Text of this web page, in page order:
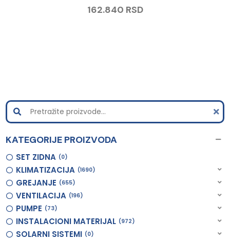
162.840 RSD
KATEGORIJE PROIZVODA
SET ZIDNA 0
KLIMATIZACIJA 1690
GREJANJE 655
VENTILACIJA 196
PUMPE 73
INSTALACIONI MATERIJAL 972
SOLARNI SISTEMI 0